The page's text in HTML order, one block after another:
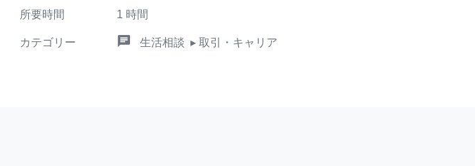
所要時間 1 時間
カテゴリー chat 生活相談 ▸ 取引・キャリア